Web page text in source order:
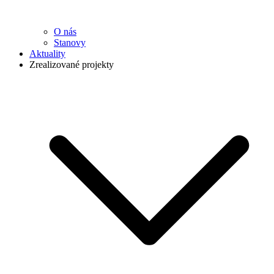
O nás
Stanovy
Aktuality
Zrealizované projekty